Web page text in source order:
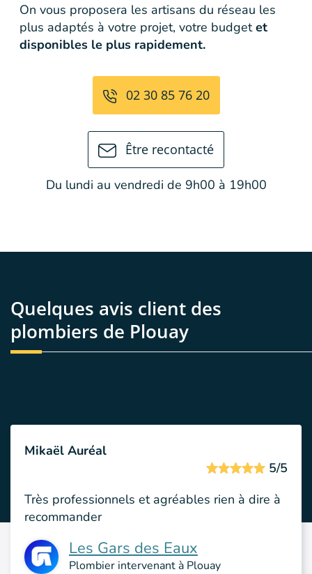
On vous proposera les artisans du réseau les
plus adaptés à votre projet, votre budgetet
disponibles le plus rapidement.
02 30 85 76 20
Être recontacté
Du lundi au vendredi de 9h00 à 19h00
Quelques avis client des
plombiers de Plouay
Mikaël Auréal
5/5
Très professionnels et agréables rien à dire à
recommander
Les Gars des Eaux
Plombier intervenant à Plouay